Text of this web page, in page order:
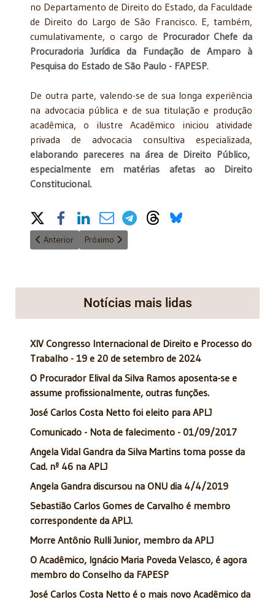
no Departamento de Direito do Estado, da Faculdade
de Direito do Largo de São Francisco. E, também,
cumulativamente, o cargo de Procurador Chefe da
Procuradoria Jurídica da Fundação de Amparo à
Pesquisa do Estado de São Paulo - FAPESP.
De outra parte, valendo-se de sua longa experiência
na advocacia pública e de sua titulação e produção
acadêmica, o ilustre Acadêmico iniciou atividade
privada de advocacia consultiva especializada,
elaborando pareceres na área de Direito Público,
especialmente em matérias afetas ao Direito
Constitucional.
Share on Social Media
Artigo anterior: O Acadêmico, José Carlos Costa Netto,
Anterior Próximo artigo: José Carlos Costa Netto é o mais
Próximo
Notícias mais lidas
XIV Congresso Internacional de Direito e Processo do
Trabalho - 19 e 20 de setembro de 2024
O Procurador Elival da Silva Ramos aposenta-se e
assume profissionalmente, outras funções.
José Carlos Costa Netto foi eleito para APLJ
Comunicado - Nota de falecimento - 01/09/2017
Angela Vidal Gandra da Silva Martins toma posse da
Cad. nº 46 na APLJ
Angela Gandra discursou na ONU dia 4/4/2019
Sebastião Carlos Gomes de Carvalho é membro
correspondente da APLJ.
Morre Antônio Rulli Junior, membro da APLJ
O Acadêmico, Ignácio Maria Poveda Velasco, é agora
membro do Conselho da FAPESP
José Carlos Costa Netto é o mais novo Acadêmico da